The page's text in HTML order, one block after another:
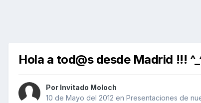
Hola a tod@s desde Madrid !!!
Por Invitado Moloch
10 de Mayo del 2012 en Presentaciones de